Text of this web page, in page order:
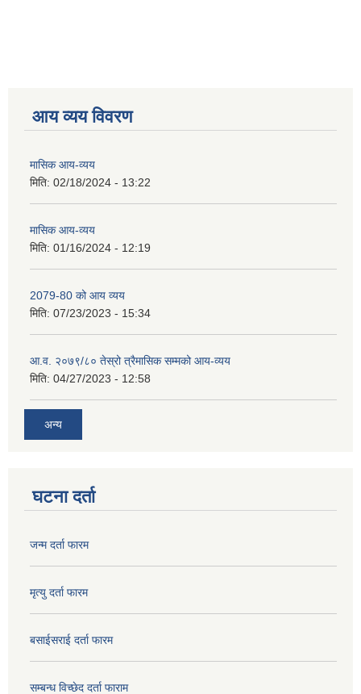
आय व्यय विवरण
मासिक आय-व्यय
मिति: 02/18/2024 - 13:22
मासिक आय-व्यय
मिति: 01/16/2024 - 12:19
2079-80 को आय व्यय
मिति: 07/23/2023 - 15:34
आ.व. २०७९/८० तेस्रो त्रैमासिक सम्मको आय-व्यय
मिति: 04/27/2023 - 12:58
अन्य
घटना दर्ता
जन्म दर्ता फारम
मृत्यु दर्ता फारम
बसाईसराई दर्ता फारम
सम्बन्ध विच्छेद दर्ता फाराम